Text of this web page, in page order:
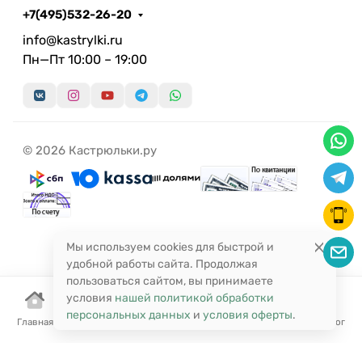
Главная Корзина Избранное Сравнение Поиск Каталог
+7(495)532-26-20
info@kastrylki.ru
Пн—Пт 10:00 – 19:00
© 2026 Кастрюльки.ру
Мы используем cookies для быстрой и
удобной работы сайта. Продолжая
пользоваться сайтом, вы принимаете
условия нашей политикой обработки
персональных данных и условия оферты.